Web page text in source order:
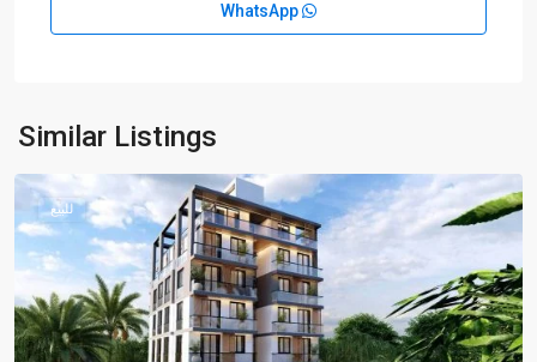
Similar Listings
للبيع